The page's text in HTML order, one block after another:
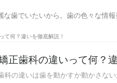
な歯でいたいから。歯の色々な情
て何？違いを徹底解説！
正歯科の違いって何？
科の違いは歯を動かすか動かさな